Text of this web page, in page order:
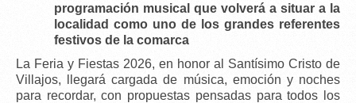
programación musical que volverá a situar a la
localidad como uno de los grandes referentes
festivos de la comarca
La Feria y Fiestas 2026, en honor al Santísimo Cristo de
Villajos, llegará cargada de música, emoción y noches
para recordar, con propuestas pensadas para todos los